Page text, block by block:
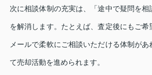
次に相談体制の充実は、「途中で疑問を相
を解消します。たとえば、査定後にもご
メールで柔軟にご相談いただける体制があ
て売却活動を進められます。